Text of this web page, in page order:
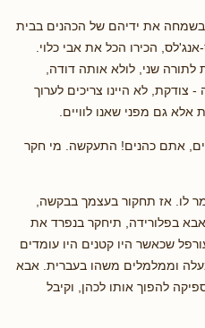
בשמחה את ידיהם של הכהנים בבית
הכירו הכל את אבי כלוי.
לתורה שני, לולא אותה דודה,
לא היינו צריכים לערוך
אלא גם מפני שאנו לוויים.
אתם כהנים! התעקשה. מי חקר
לו. אז תחקור בעצמך בבקשה,
בפלורידה, תיחקר בנפרד את
שכאשר היו קטנים היו עומדים
וממלמלים משהו בעברית. אבא
להפוך אותו לכהן, וקיבל